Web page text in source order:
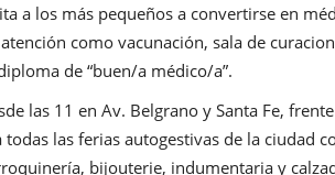
a los más pequeños a convertirse en
como vacunación, sala de
de “buen/a médico/a”.
las 11 en Av. Belgrano y Santa Fe,
las ferias autogestivas de la ciudad
bijouterie, indumentaria y